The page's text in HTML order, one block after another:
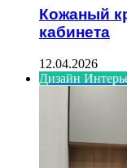
Кожаный
кабинета
12.04.2026
Дизайн